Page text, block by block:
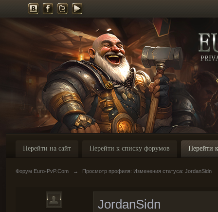
Перейти на сайт Перейти к списку форумов Перейти
Форум Euro-PvP.Com → Просмотр профиля: Изменения статуса: JordanSidn
JordanSidn